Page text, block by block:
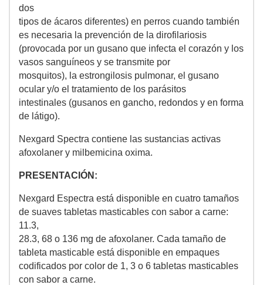
dos
tipos de ácaros diferentes) en perros cuando también
es necesaria la prevención de la dirofilariosis
(provocada por un gusano que infecta el corazón y los
vasos sanguíneos y se transmite por
mosquitos), la estrongilosis pulmonar, el gusano
ocular y/o el tratamiento de los parásitos
intestinales (gusanos en gancho, redondos y en forma
de látigo).
Nexgard Spectra contiene las sustancias activas
afoxolaner y milbemicina oxima.
PRESENTACIÓN:
Nexgard Espectra está disponible en cuatro tamaños
de suaves tabletas masticables con sabor a carne:
11.3,
28.3, 68 o 136 mg de afoxolaner. Cada tamaño de
tableta masticable está disponible en empaques
codificados por color de 1, 3 o 6 tabletas masticables
con sabor a carne.